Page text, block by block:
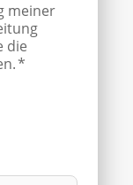
meiner
die
*